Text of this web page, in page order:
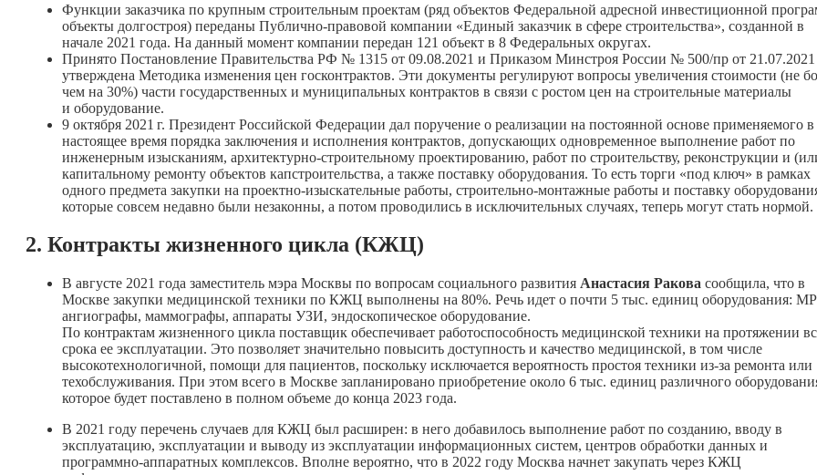
Функции заказчика по крупным строительным проектам (ряд объектов Федеральной адресной инвестиционной
объекты долгостроя) переданы Публично-правовой компании «Единый заказчик в сфере строительства», созданной в
начале 2021 года. На данный момент компании передан 121 объект в 8 Федеральных округах.
Принято Постановление Правительства РФ № 1315 от 09.08.2021 и Приказом Минстроя России № 500/пр от 21.07.2021
утверждена Методика изменения цен госконтрактов. Эти документы регулируют вопросы увеличения стоимости (не
чем на 30%) части государственных и муниципальных контрактов в связи с ростом цен на строительные материалы
и оборудование.
9 октября 2021 г. Президент Российской Федерации дал поручение о реализации на постоянной основе применяемого в
настоящее время порядка заключения и исполнения контрактов, допускающих одновременное выполнение работ по
инженерным изысканиям, архитектурно-строительному проектированию, работ по строительству, реконструкции и
капитальному ремонту объектов капстроительства, а также поставку оборудования. То есть торги «под ключ» в рамках
одного предмета закупки на проектно-изыскательные работы, строительно-монтажные работы и поставку
которые совсем недавно были незаконны, а потом проводились в исключительных случаях, теперь могут стать нормой.
2. Контракты жизненного цикла (КЖЦ)
В августе 2021 года заместитель мэра Москвы по вопросам социального развития Анастасия Ракова сообщила, что в
Москве закупки медицинской техники по КЖЦ выполнены на 80%. Речь идет о почти 5 тыс. единиц оборудования:
ангиографы, маммографы, аппараты УЗИ, эндоскопическое оборудование.
По контрактам жизненного цикла поставщик обеспечивает работоспособность медицинской техники на протяжении
срока ее эксплуатации. Это позволяет значительно повысить доступность и качество медицинской, в том числе
высокотехнологичной, помощи для пациентов, поскольку исключается вероятность простоя техники из-за ремонта или
техобслуживания. При этом всего в Москве запланировано приобретение около 6 тыс. единиц различного
которое будет поставлено в полном объеме до конца 2023 года.
В 2021 году перечень случаев для КЖЦ был расширен: в него добавилось выполнение работ по созданию, вводу в
эксплуатацию, эксплуатации и выводу из эксплуатации информационных систем, центров обработки данных и
программно-аппаратных комплексов. Вполне вероятно, что в 2022 году Москва начнет закупать через КЖЦ